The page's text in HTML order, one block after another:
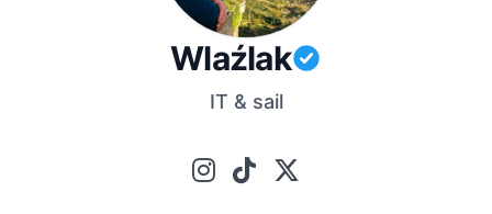
Wlaźlak
IT & sail